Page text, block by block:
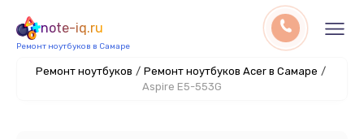
note-iq.ru
Ремонт ноутбуков в Самаре
Ремонт ноутбуков / Ремонт ноутбуков Acer в Самаре /
Aspire E5-553G